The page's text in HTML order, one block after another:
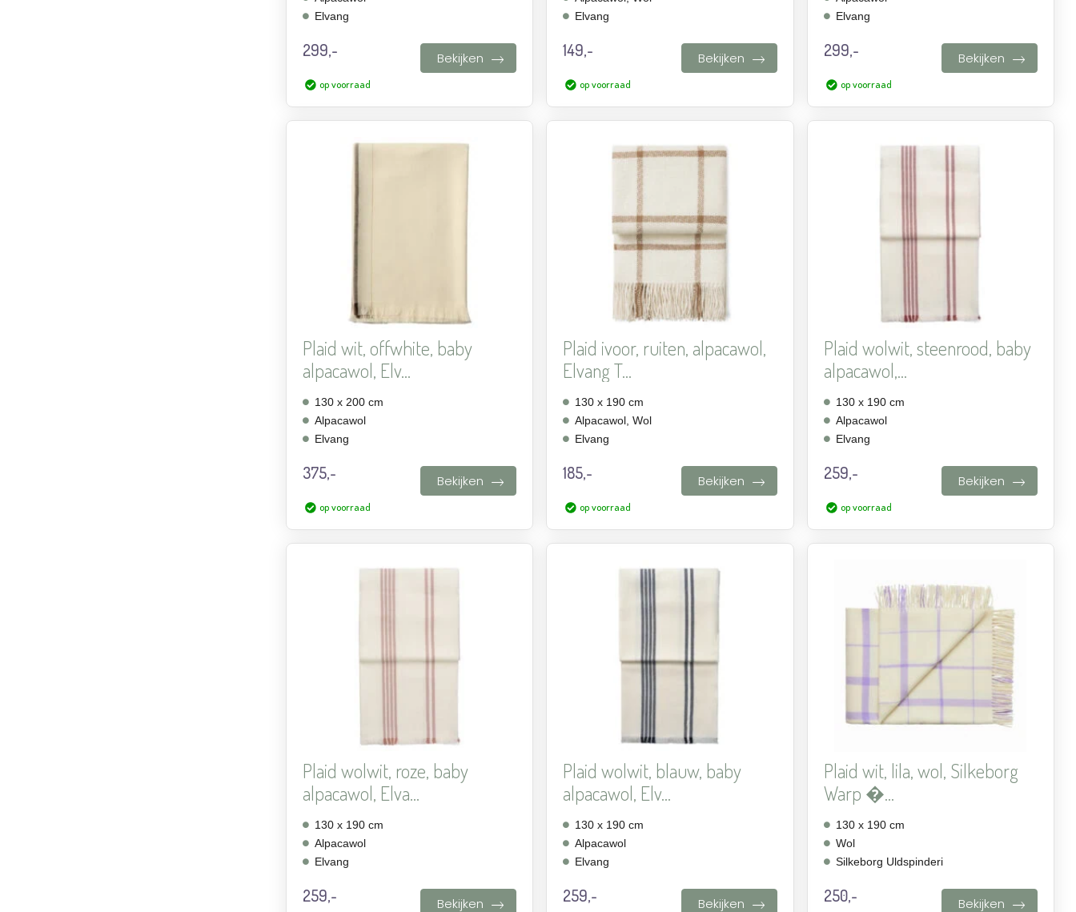
Elvang
299,- Bekijken
op voorraad
Elvang
149,- Bekijken
op voorraad
Elvang
299,- Bekijken
op voorraad
Plaid wit, offwhite, baby
alpacawol, Elv...
130 x 200 cm
Alpacawol
Elvang
375,- Bekijken
op voorraad
Plaid ivoor, ruiten, alpacawol,
Elvang T...
130 x 190 cm
Alpacawol, Wol
Elvang
185,- Bekijken
op voorraad
Plaid wolwit, steenrood, baby
alpacawol,...
130 x 190 cm
Alpacawol
Elvang
259,- Bekijken
op voorraad
Plaid wolwit, roze, baby
alpacawol, Elva...
130 x 190 cm
Alpacawol
Elvang
259,- Bekijken
Plaid wolwit, blauw, baby
alpacawol, Elv...
130 x 190 cm
Alpacawol
Elvang
259,- Bekijken
verlanglijst
toevoegen
Plaid wit, lila, wol, Silkeborg
Warp �...
130 x 190 cm
Wol
Silkeborg Uldspinderi
250,- Bekijken